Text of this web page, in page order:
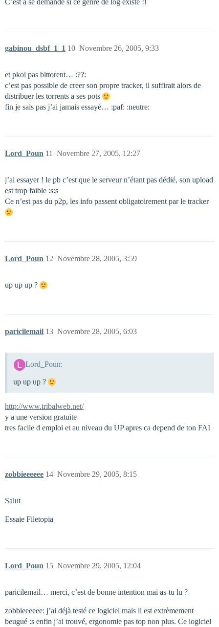
C’est a se demandé si ce genre de log existe !!
gabinou_dsbf_1_1 Novembre 26, 2005, 9:33
10
et pkoi pas bittorent… :??:
c’est pas possible de creer son propre tracker, il suffirait alors de
distribuer les torrents a ses pots
fin je sais pas j’ai jamais essayé… :paf: :neutre:
Lord_Poun Novembre 27, 2005, 12:27
11
j’ai essayer ! le pb c’est que le serveur n’étant pas dédié, son upload
est trop faible :s:s
Ce n’est pas du p2p, les info passent obligatoirement par le tracker
Lord_Poun Novembre 28, 2005, 3:59
12
up up up ?
paricilemail Novembre 28, 2005, 6:03
13
Lord_Poun:
up up up ?
http://www.tribalweb.net/
y a une version gratuite
tres facile d emploi et au niveau du UP apres ca depend de ton FAI
zobbieeeeee Novembre 29, 2005, 8:15
14
Salut
Essaie Filetopia
Lord_Poun Novembre 29, 2005, 12:04
15
paricilemail… merci, c’est de bonne intention mai as-tu lu ?
zobbieeeeee: j’ai déjà testé ce logiciel mais il est extrèmement
beugué :s enfin j’ai trouvé, ergonomie pas top non plus. Ce logiciel